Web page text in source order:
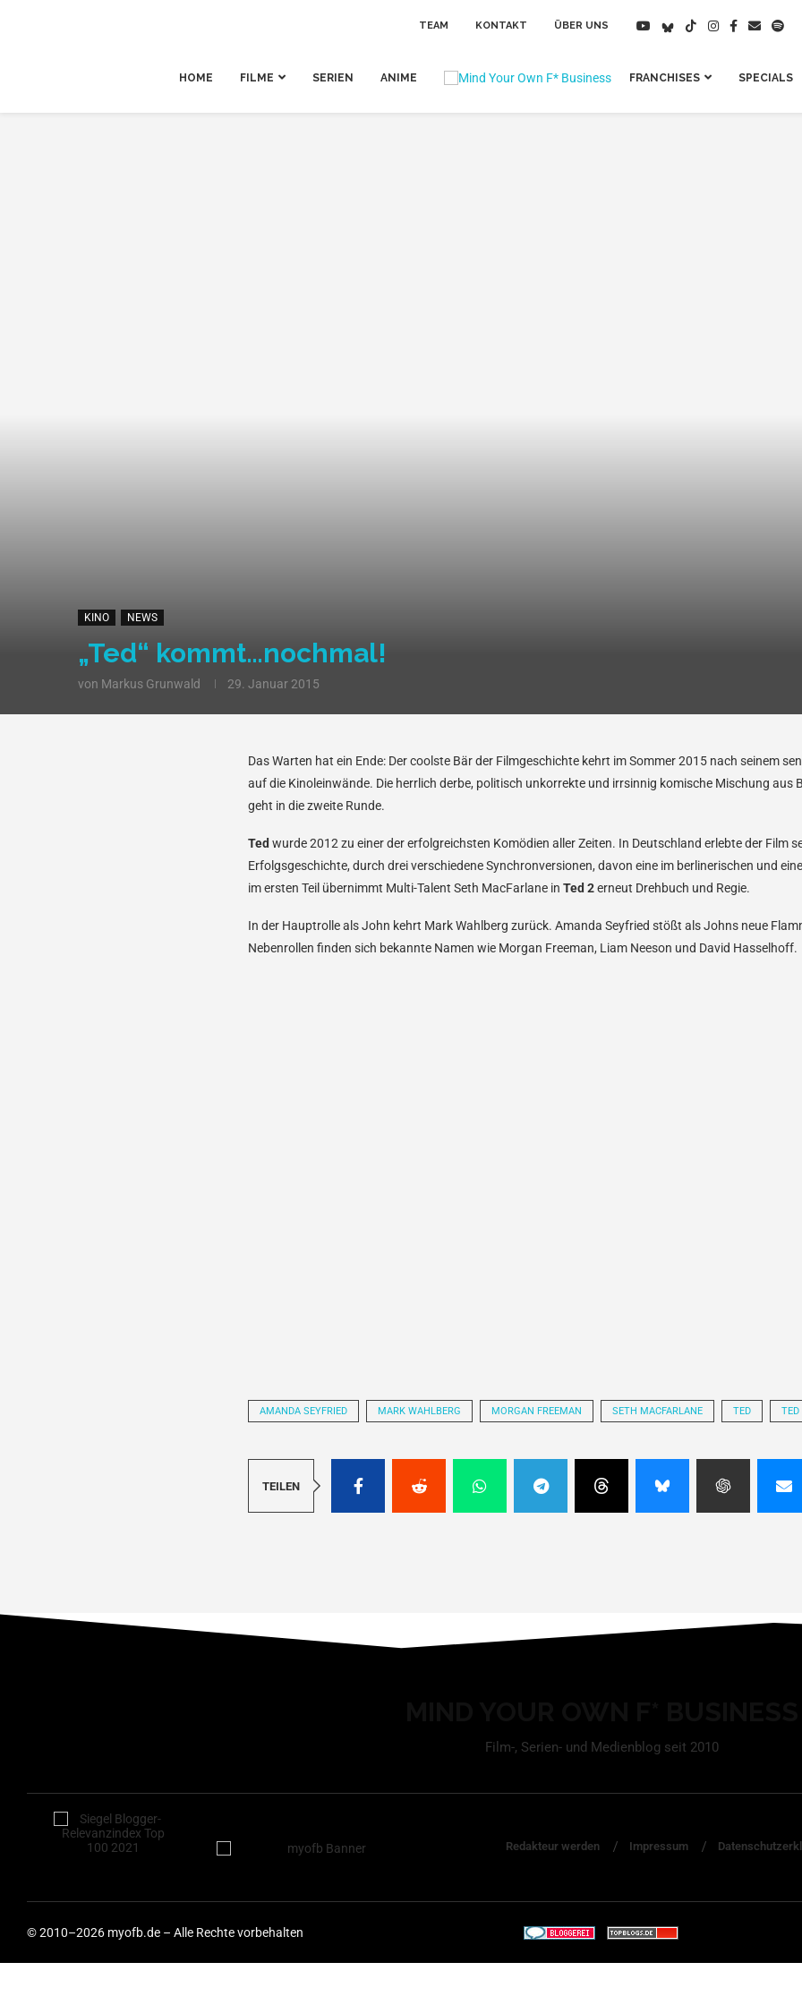
TEAM KONTAKT ÜBER UNS
HOME FILME SERIEN ANIME FRANCHISES SPECIALS
KINO NEWS
„Ted“ kommt…nochmal!
von Markus Grunwald 29. Januar 2015
Das Warten hat ein Ende: Der coolste Bär der Filmgeschichte kehrt im Sommer 2015 nach seinem
auf die Kinoleinwände. Die herrlich derbe, politisch unkorrekte und irrsinnig komische Mischung aus
geht in die zweite Runde.
Ted wurde 2012 zu einer der erfolgreichsten Komödien aller Zeiten. In Deutschland erlebte der Film
Erfolgsgeschichte, durch drei verschiedene Synchronversionen, davon eine im berlinerischen und
im ersten Teil übernimmt Multi-Talent Seth MacFarlane in Ted 2erneut Drehbuch und Regie.
In der Hauptrolle als John kehrt Mark Wahlberg zurück. Amanda Seyfried stößt als Johns neue
Nebenrollen finden sich bekannte Namen wie Morgan Freeman, Liam Neeson und David Hasselhoff.
AMANDA SEYFRIED MARK WAHLBERG MORGAN FREEMAN SETH MACFARLANE TED TED
TEILEN
Film-, Serien- und Medienblog seit 2010
Redakteur werden Impressum
© 2010–2026 myofb.de – Alle Rechte vorbehalten